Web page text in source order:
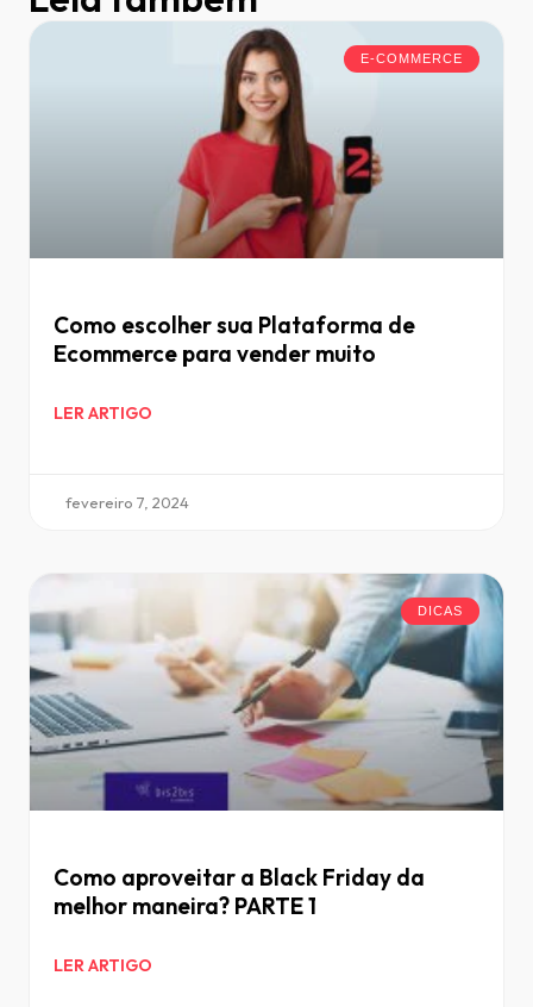
E-COMMERCE
Como escolher sua Plataforma de
Ecommerce para vender muito
LER ARTIGO
fevereiro 7, 2024
DICAS
Como aproveitar a Black Friday da
melhor maneira? PARTE 1
LER ARTIGO